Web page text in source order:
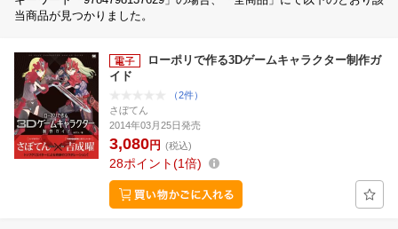
当商品が見つかりました。
ローポリで作る3Dゲームキャラクター制作ガ
イド
（2件）
さぼてん
2014年03月25日発売
3,080円 (税込)
28ポイント 1倍